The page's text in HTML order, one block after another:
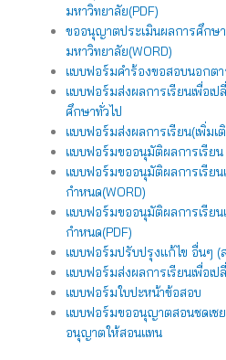
มหาวิทยาลัย(PDF)
ขออนุญาตประเมินผลการศึกษ
มหาวิทยาลัย(WORD)
แบบฟอร์มคำร้องขอสอบนอกตา
แบบฟอร์มส่งผลการเรียนเพื่อเ
ศึกษาทั่วไป
แบบฟอร์มส่งผลการเรียน(เพิ่มเ
แบบฟอร์มขออนุมัติผลการเรียน
แบบฟอร์มขออนุมัติผลการเรีย
กำหนด(WORD)
แบบฟอร์มขออนุมัติผลการเรีย
กำหนด(PDF)
แบบฟอร์มปรับปรุงแก้ไข อื่นๆ (
แบบฟอร์มส่งผลการเรียนเพื่อเป
แบบฟอร์มใบปะหน้าข้อสอบ
แบบฟอร์มขออนุญาตสอนชดเช
อนุญาตให้สอนแทน